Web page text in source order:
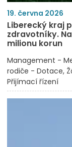
19. června 2026
Liberecký kraj
zdravotníky.
milionu korun
Management -
rodiče - Dotace
Přijímací řízení